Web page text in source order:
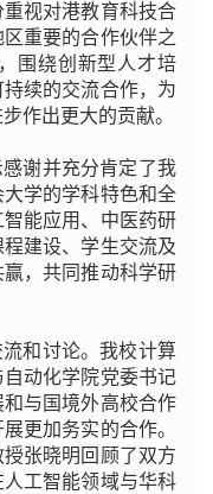
视对港教育科技合
重要的合作伙伴之
围绕创新型人才培
续的交流合作，为
作出更大的贡献。
谢并充分肯定了我
学的学科特色和全
能应用、中医药研
建设、学生交流及
，共同推动科学研
和讨论。我校计算
动化学院党委书记
与国境外高校合作
更加务实的合作。
张晓明回顾了双方
工智能领域与华科